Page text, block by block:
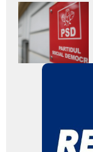
Adaugă
aici textul
pentru
subtitlu